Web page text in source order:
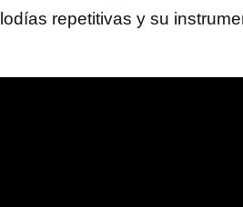
repetitivas y su